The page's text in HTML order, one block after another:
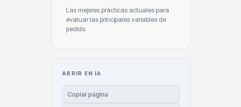
Las mejores prácticas actuales para
evaluar las principales variables de
pedido
ABRIR EN IA
Copiar página